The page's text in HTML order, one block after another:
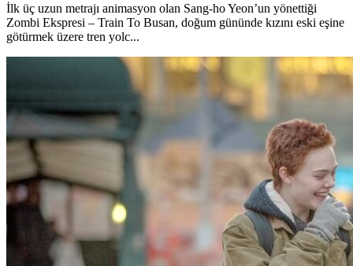
İlk üç uzun metrajı animasyon olan Sang-ho Yeon’un yönettiği
Zombi Ekspresi – Train To Busan, doğum gününde kızını eski eşine
götürmek üzere tren yolc...